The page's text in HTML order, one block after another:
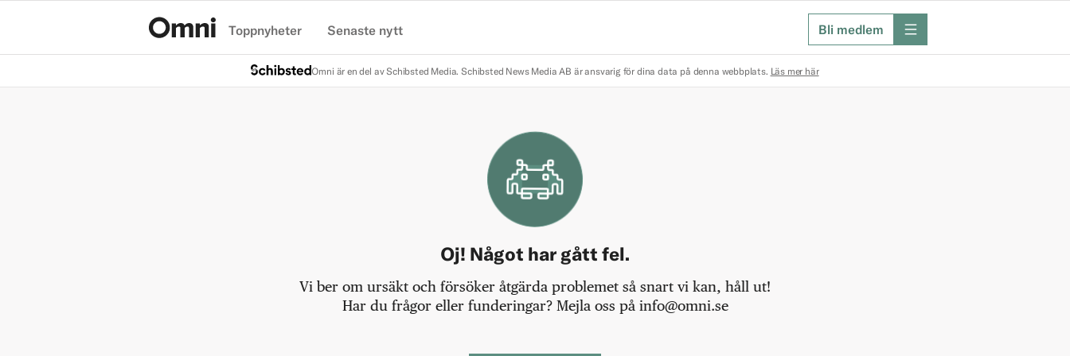
Toppnyheter Senaste nytt Bli medlem meny
Omni är en del av Schibsted Media. Schibsted News Media AB är ansvarig för dina data på denna webbplats. Läs mer här
Oj! Något har gått fel.
Vi ber om ursäkt och försöker åtgärda problemet så snart vi kan, håll ut!
Har du frågor eller funderingar? Mejla oss på info@omni.se